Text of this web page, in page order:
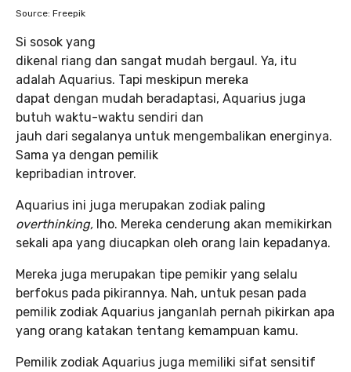
Source: Freepik
Si sosok yang
dikenal riang dan sangat mudah bergaul. Ya, itu
adalah Aquarius. Tapi meskipun mereka
dapat dengan mudah beradaptasi, Aquarius juga
butuh waktu-waktu sendiri dan
jauh dari segalanya untuk mengembalikan energinya.
Sama ya dengan pemilik
kepribadian introver.
Aquarius ini juga merupakan zodiak paling
overthinking, lho. Mereka cenderung akan memikirkan
sekali apa yang diucapkan oleh orang lain kepadanya.
Mereka juga merupakan tipe pemikir yang selalu
berfokus pada pikirannya. Nah, untuk pesan pada
pemilik zodiak Aquarius janganlah pernah pikirkan apa
yang orang katakan tentang kemampuan kamu.
Pemilik zodiak Aquarius juga memiliki sifat sensitif